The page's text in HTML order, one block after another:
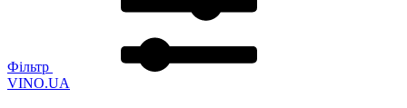
Фільтр
VINO.UA